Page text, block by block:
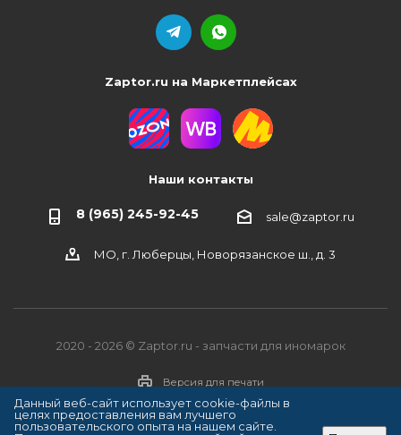
Zaptor.ru на Маркетплейсах
Наши контакты
8 (965) 245-92-45 sale@zaptor.ru
МО, г. Люберцы, Новорязанское ш., д. 3
2020 - 2026 © Zaptor.ru - запчасти для иномарок
Версия для печати
Данный веб-сайт использует cookie-файлы в
целях предоставления вам лучшего
пользовательского опыта на нашем сайте.